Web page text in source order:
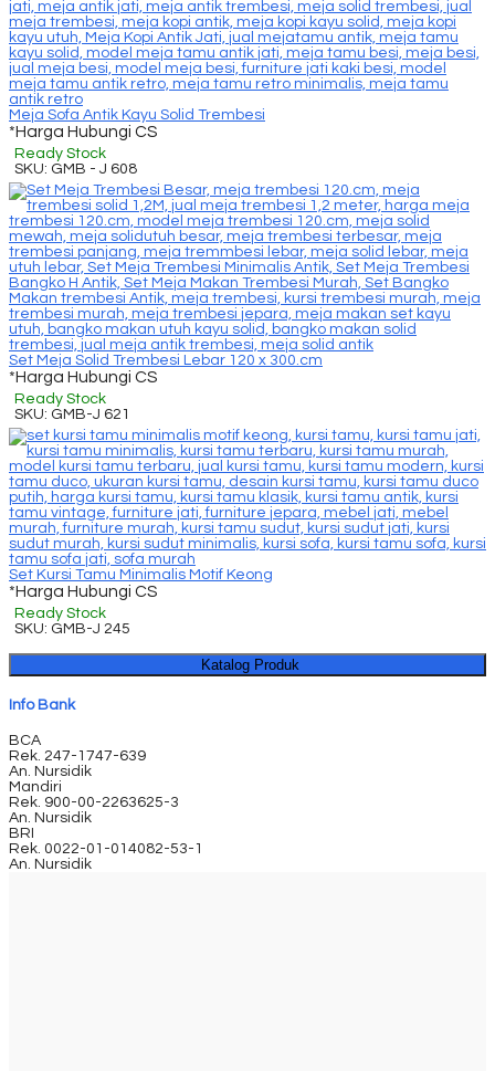
Meja Sofa Antik Kayu Solid Trembesi
*Harga Hubungi CS
Ready Stock
SKU: GMB - J 608
Set Meja Solid Trembesi Lebar 120 x 300.cm
*Harga Hubungi CS
Ready Stock
SKU: GMB-J 621
Set Kursi Tamu Minimalis Motif Keong
*Harga Hubungi CS
Ready Stock
SKU: GMB-J 245
Katalog Produk
Info Bank
BCA
Rek. 247-1747-639
An. Nursidik
Mandiri
Rek. 900-00-2263625-3
An. Nursidik
BRI
Rek. 0022-01-014082-53-1
An. Nursidik